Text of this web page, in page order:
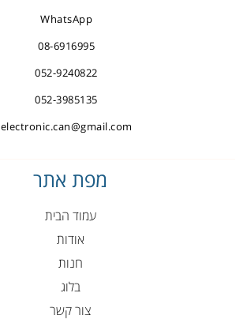
WhatsApp
08-6916995
052-9240822
052-3985135
electronic.can@gmail.com
מפת אתר
עמוד הבית
אודות
חנות
בלוג
צור קשר